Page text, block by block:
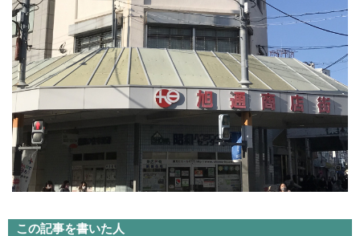
この記事を書いた人